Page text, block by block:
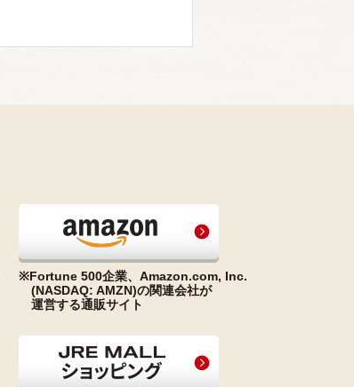
※Fortune 500企業、Amazon.com, Inc.
(NASDAQ: AMZN)の関連会社が
運営する通販サイト